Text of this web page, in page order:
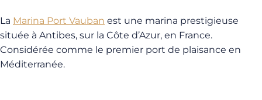
La Marina Port Vauban est une marina prestigieuse
située à Antibes, sur la Côte d’Azur, en France.
Considérée comme le premier port de plaisance en
Méditerranée.